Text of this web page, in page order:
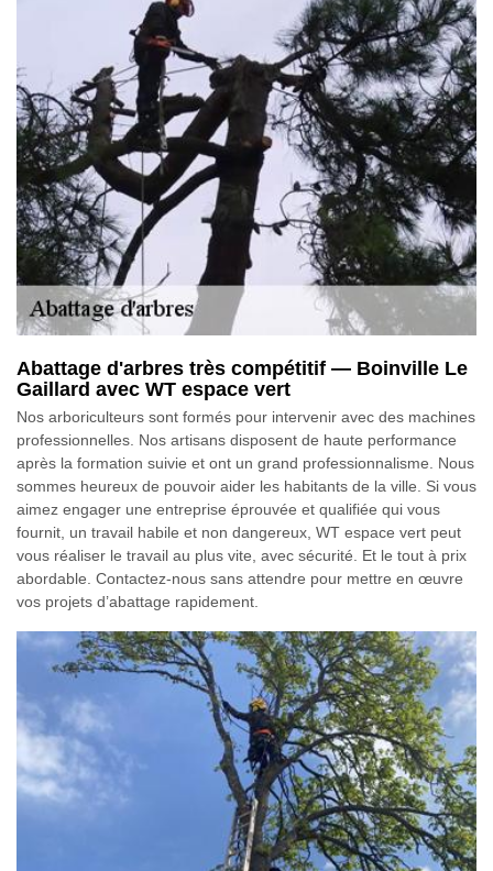
Abattage d'arbres très compétitif — Boinville Le
Gaillard avec WT espace vert
Nos arboriculteurs sont formés pour intervenir avec des machines
professionnelles. Nos artisans disposent de haute performance
après la formation suivie et ont un grand professionnalisme. Nous
sommes heureux de pouvoir aider les habitants de la ville. Si vous
aimez engager une entreprise éprouvée et qualifiée qui vous
fournit, un travail habile et non dangereux, WT espace vert peut
vous réaliser le travail au plus vite, avec sécurité. Et le tout à prix
abordable. Contactez-nous sans attendre pour mettre en œuvre
vos projets d’abattage rapidement.